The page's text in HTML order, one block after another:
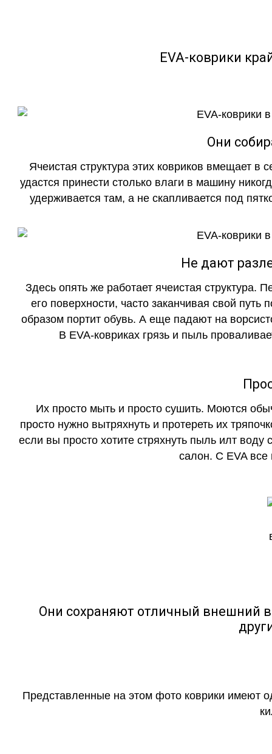
EVA-коврики
Они
Ячеистая структура этих ковриков вмещает в
удастся принести столько влаги в машину
удерживается там, а не скапливается под
Не дают
Здесь опять же работает ячеистая структура.
его поверхности, часто заканчивая свой
образом портит обувь. А еще падают на
В EVA-ковриках грязь и пыль
Их просто мыть и просто сушить. Моются
просто нужно вытряхнуть и протереть их
если вы просто хотите стряхнуть пыль илт воду
салон. С EVA все
Они сохраняют отличный внешний
Представленные на этом фото коврики имеют